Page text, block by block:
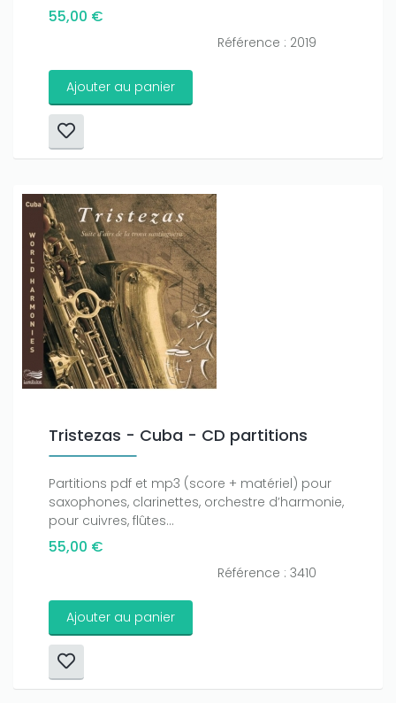
55,00 €
Référence : 2019
Ajouter au panier
Tristezas - Cuba - CD partitions
Partitions pdf et mp3 (score + matériel) pour
saxophones, clarinettes, orchestre d’harmonie,
pour cuivres, flûtes...
55,00 €
Référence : 3410
Ajouter au panier